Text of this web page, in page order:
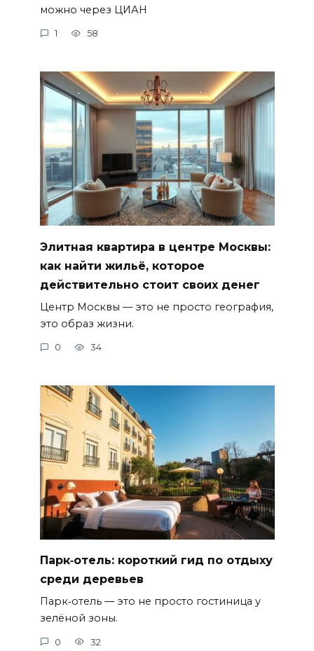
можно через ЦИАН
1 58
Элитная квартира в центре Москвы:
как найти жильё, которое
действительно стоит своих денег
Центр Москвы — это не просто география,
это образ жизни.
0 34
Парк‑отель: короткий гид по отдыху
среди деревьев
Парк‑отель — это не просто гостиница у
зелёной зоны.
0 32